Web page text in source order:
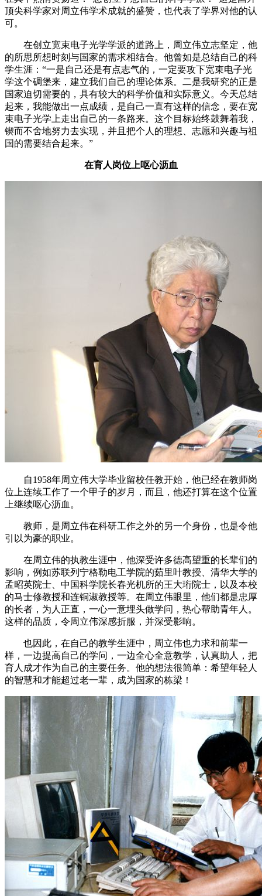
顶尖科学家对周立伟学术成就的盛赞，也代表了学界对他的认
可。
在创立宽束电子光学学派的道路上，周立伟立志坚定，他
的所思所想时刻与国家的需求相结合。他曾如是总结自己的科
学生涯：“一是自己还是有点志气的，一定要攻下宽束电子光
学这个碉堡来，建立我们自己的理论体系。二是我研究的正是
国家迫切需要的，具有较大的科学价值和实际意义。今天总结
起来，我能做出一点成绩，是自己一直有这样的信念，要在宽
束电子光学上走出自己的一条路来。这个目标始终鼓舞着我，
锲而不舍地努力去实现，并且把个人的理想、志愿和兴趣与祖
国的需要结合起来。”
在育人岗位上呕心沥血
自1958年周立伟大学毕业留校任教开始，他已经在教师岗
位上连续工作了一个甲子的岁月，而且，他还打算在这个位置
上继续呕心沥血。
教师，是周立伟在科研工作之外的另一个身份，也是令他
引以为豪的职业。
在周立伟的执教生涯中，他深受许多德高望重的长辈们的
影响，例如苏联列宁格勒电工学院的茹里叶教授、清华大学的
孟昭英院士、中国科学院长春光机所的王大珩院士，以及本校
的马士修教授和连铜淑教授等。在周立伟眼里，他们都是忠厚
的长者，为人正直，一心一意埋头做学问，热心帮助青年人。
这样的品质，令周立伟深感折服，并深受影响。
也因此，在自己的教学生涯中，周立伟也力求和前辈一
样，一边提高自己的学问，一边全心全意教学，认真助人，把
育人成才作为自己的主要任务。他的想法很简单：希望年轻人
的智慧和才能超过老一辈，成为国家的栋梁！